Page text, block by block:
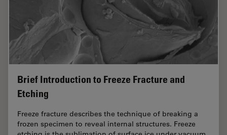
Brief Introduction to Freeze Fracture and
Etching
Freeze fracture describes the technique of breaking a
frozen specimen to reveal internal structures. Freeze